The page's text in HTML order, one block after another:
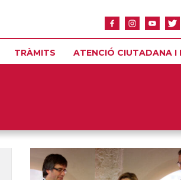
TRÀMITS ATENCIÓ CIUTADANA I